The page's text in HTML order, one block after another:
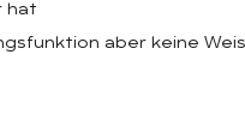
hat
aber keine